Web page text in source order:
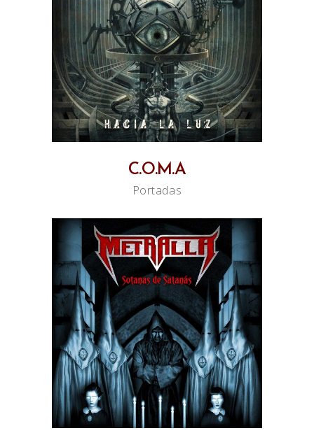
C.O.M.A
Portadas